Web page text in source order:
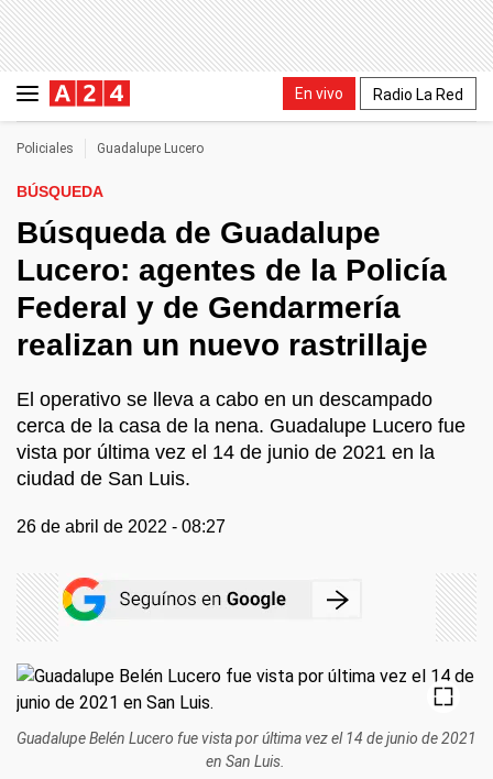
En vivo Radio La Red
Policiales Guadalupe Lucero
BÚSQUEDA
Búsqueda de Guadalupe
Lucero: agentes de la Policía
Federal y de Gendarmería
realizan un nuevo rastrillaje
El operativo se lleva a cabo en un descampado
cerca de la casa de la nena. Guadalupe Lucero fue
vista por última vez el 14 de junio de 2021 en la
ciudad de San Luis.
26 de abril de 2022 - 08:27
Guadalupe Belén Lucero fue vista por última vez el 14 de junio de 2021
en San Luis.